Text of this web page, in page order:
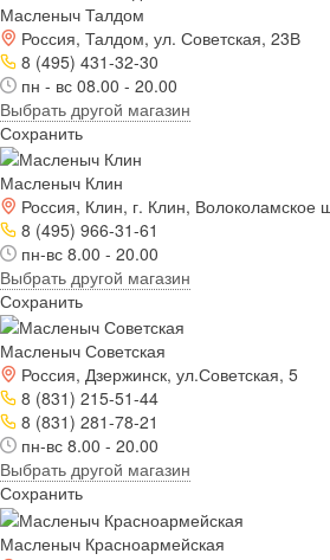
Масленыч Талдом
Россия, Талдом, ул. Советская, 23В
8 (495) 431-32-30
пн - вс 08.00 - 20.00
Выбрать другой магазин
Сохранить
Масленыч Клин
Россия, Клин, г. Клин, Волоколамское
8 (495) 966-31-61
пн-вс 8.00 - 20.00
Выбрать другой магазин
Сохранить
Масленыч Советская
Россия, Дзержинск, ул.Советская, 5
8 (831) 215-51-44
8 (831) 281-78-21
пн-вс 8.00 - 20.00
Выбрать другой магазин
Сохранить
Масленыч Красноармейская